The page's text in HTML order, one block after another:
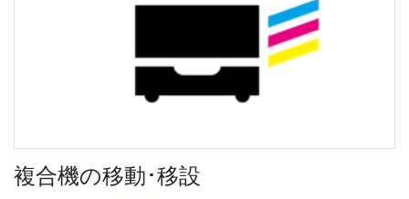
複合機の移動･移設